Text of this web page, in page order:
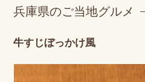
兵庫県のご当地グルメ
牛すじぼっかけ風